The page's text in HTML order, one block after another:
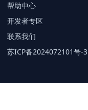
帮助中心
开发者专区
联系我们
苏ICP备2024072101号-3